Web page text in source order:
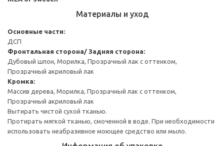
Материалы и уход
Основные части:
ДСП
Фронтальная сторона/ Задняя сторона:
Дубовый шпон, Морилка, Прозрачный лак с оттенком,
Прозрачный акриловый лак
Кромка:
Массив дерева, Морилка, Прозрачный лак с оттенком,
Прозрачный акриловый лак
Вытирать чистой сухой тканью.
Протирать мягкой тканью, смоченной в воде. При необходимости
использовать неабразивное моющее средство или мыло.